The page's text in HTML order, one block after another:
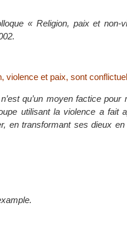
« Religion, paix et non-
violence et paix, sont
qu’un moyen factice pour
utilisant la violence a fait
en transformant ses dieux